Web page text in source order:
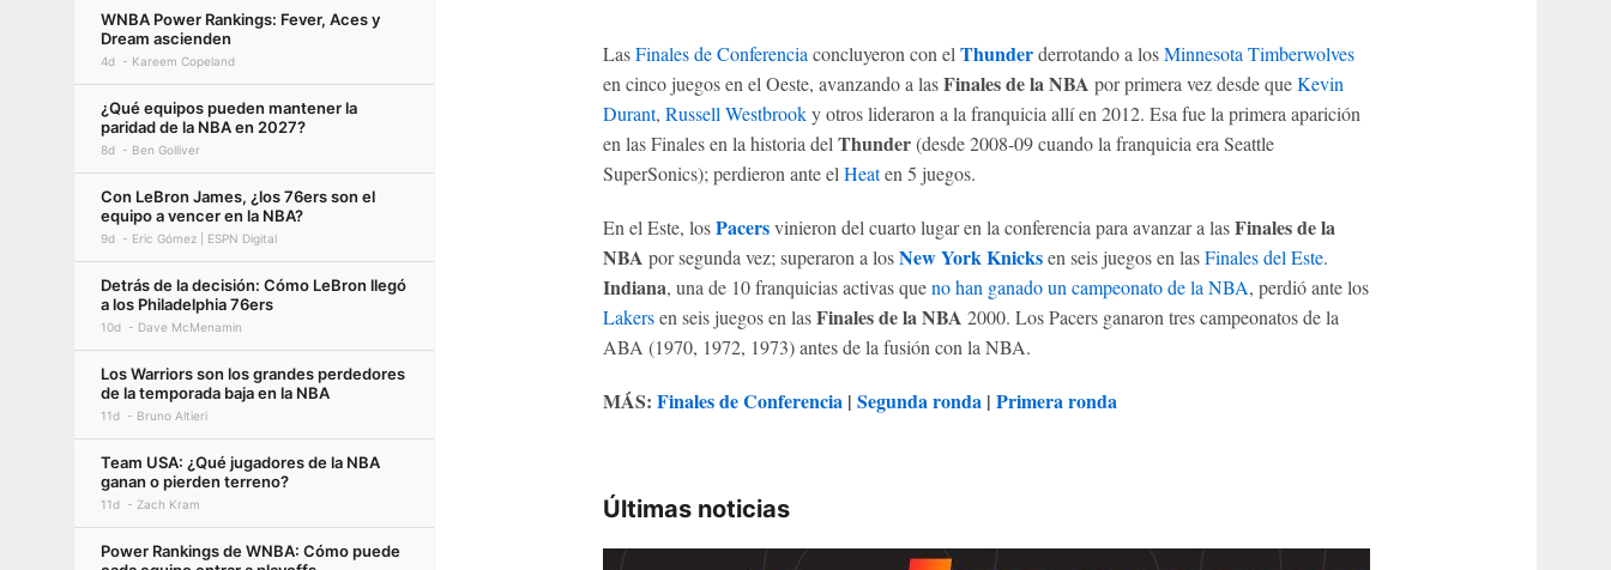
WNBA Power Rankings: Fever, Aces y
Dream ascienden
4d Kareem Copeland
¿Qué equipos pueden mantener la
paridad de la NBA en 2027?
8d Ben Golliver
Con LeBron James, ¿los 76ers son el
equipo a vencer en la NBA?
9d Eric Gómez | ESPN Digital
Detrás de la decisión: Cómo LeBron llegó
a los Philadelphia 76ers
10d Dave McMenamin
Los Warriors son los grandes perdedores
de la temporada baja en la NBA
11d Bruno Altieri
Team USA: ¿Qué jugadores de la NBA
ganan o pierden terreno?
11d Zach Kram
Power Rankings de WNBA: Cómo puede
LasFinales de Conferenciaconcluyeron con elThunderderrotando a losMinnesota Timberwolves
en cinco juegos en el Oeste, avanzando a lasFinales de la NBA por primera vez desde queKevin
Durant, Russell Westbrooky otros lideraron a la franquicia allí en 2012. Esa fue la primera aparición
en las Finales en la historia delThunder(desde 2008-09 cuando la franquicia era Seattle
SuperSonics); perdieron ante elHeaten 5 juegos.
En el Este, losPacersvinieron del cuarto lugar en la conferencia para avanzar a lasFinales de la
NBA por segunda vez; superaron a losNew York Knicksen seis juegos en lasFinales del Este.
Indiana, una de 10 franquicias activas queno han ganado un campeonato de la NBA, perdió ante los
Lakersen seis juegos en lasFinales de la NBA 2000. Los Pacers ganaron tres campeonatos de la
ABA (1970, 1972, 1973) antes de la fusión con la NBA.
MÁS: Finales de Conferencia| Segunda ronda| Primera ronda
Últimas noticias